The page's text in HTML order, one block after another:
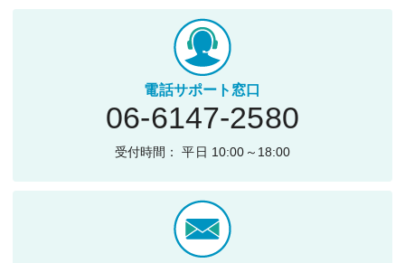
電話サポート窓口
06-6147-2580
受付時間： 平日 10:00～18:00